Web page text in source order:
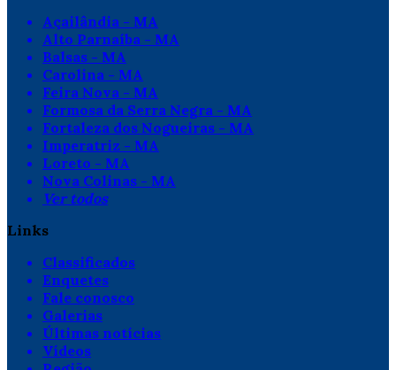
Açailândia - MA
Alto Parnaíba - MA
Balsas - MA
Carolina - MA
Feira Nova - MA
Formosa da Serra Negra - MA
Fortaleza dos Nogueiras - MA
Imperatriz - MA
Loreto - MA
Nova Colinas - MA
Ver todos
Links
Classificados
Enquetes
Fale conosco
Galerias
Últimas notícias
Vídeos